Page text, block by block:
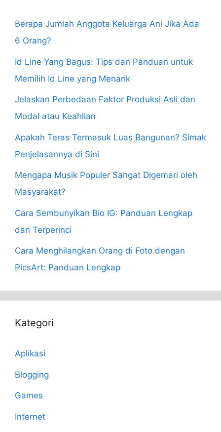
Berapa Jumlah Anggota Keluarga Ani Jika Ada
6 Orang?
Id Line Yang Bagus: Tips dan Panduan untuk
Memilih Id Line yang Menarik
Jelaskan Perbedaan Faktor Produksi Asli dan
Modal atau Keahlian
Apakah Teras Termasuk Luas Bangunan? Simak
Penjelasannya di Sini
Mengapa Musik Populer Sangat Digemari oleh
Masyarakat?
Cara Sembunyikan Bio IG: Panduan Lengkap
dan Terperinci
Cara Menghilangkan Orang di Foto dengan
PicsArt: Panduan Lengkap
Kategori
Aplikasi
Blogging
Games
Internet